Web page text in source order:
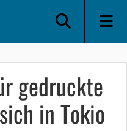
gedruckte
in Tokio